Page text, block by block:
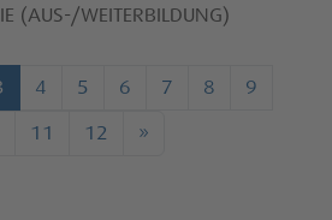
(AUS-/WEITERBILDUNG)
Ergebnisse
4 5 6 7 8
9
11 12 »